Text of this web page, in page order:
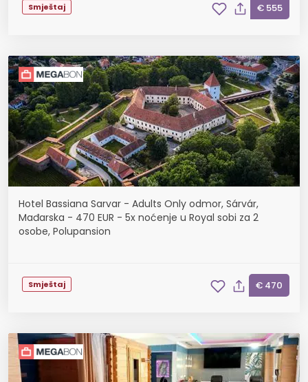
Smještaj € 555
Hotel Bassiana Sarvar - Adults Only odmor, Sárvár,
Mađarska - 470 EUR - 5x noćenje u Royal sobi za 2
osobe, Polupansion
Smještaj € 470